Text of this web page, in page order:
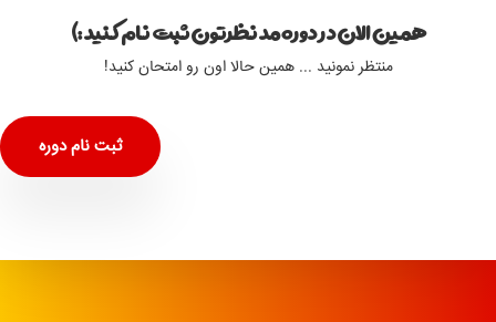
همین الان در دوره مد نظرتون ثبت نام کنید :)
منتظر نمونید ... همین حالا اون رو امتحان کنید!
ثبت نام دوره